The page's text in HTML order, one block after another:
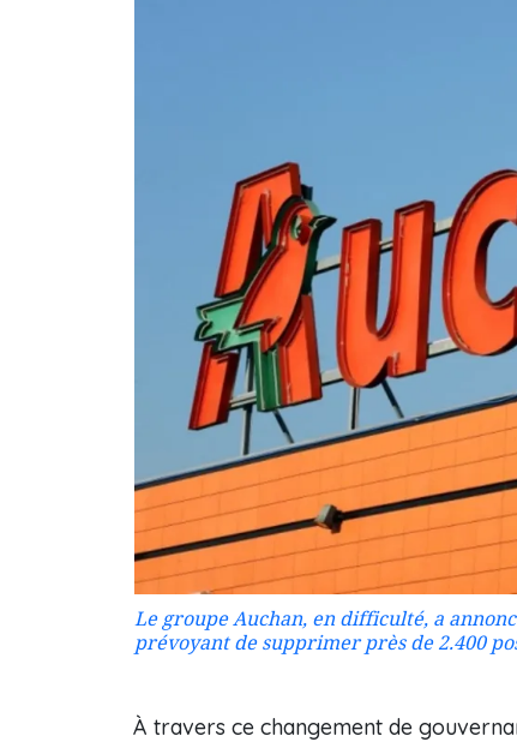
Le groupe Auchan, en difficulté, a
prévoyant de supprimer près de 2.400
À travers ce changement de